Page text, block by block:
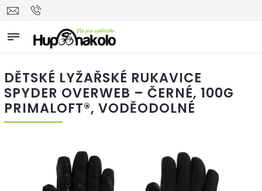
DĚTSKÉ LYŽAŘSKÉ RUKAVICE
SPYDER OVERWEB – ČERNÉ, 100G
PRIMALOFT®, VODĚODOLNÉ